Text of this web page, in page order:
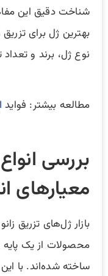
شناخت دقیق این
بهترین ژل برای
نوع ژل، برند و
مطالعه بیشتر: فواید
بررسی
معیارهای
بازار ژل‌های تزریق
محصولات از یک
ساخته شده‌اند. با